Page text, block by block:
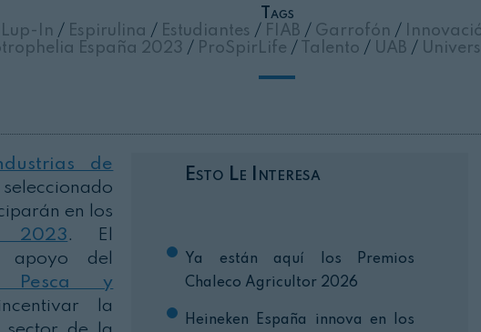
Tags
In / Espirulina / Estudiantes / FIAB / Garrofón /
España 2023 / ProSpirLife / Talento / UAB /
Esto Le Interesa
Ya están aquí los Premios
Chaleco Agricultor 2026
Heineken España innova en los
de
seleccionado
en los
2023. El
apoyo del
Pesca y
la